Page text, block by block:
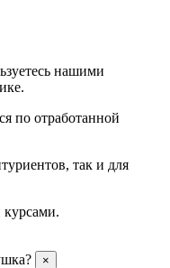
нашими
по отработанной
так и для
курсами.
×